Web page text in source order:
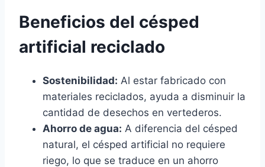
Beneficios del césped
artificial reciclado
Sostenibilidad: Al estar fabricado con
materiales reciclados, ayuda a disminuir la
cantidad de desechos en vertederos.
Ahorro de agua: A diferencia del césped
natural, el césped artificial no requiere
riego, lo que se traduce en un ahorro